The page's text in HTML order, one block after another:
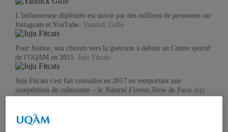
L'influenceuse diplômée est suivie par des millions de personnes sur
Instagram et YouTube. Yannick Giffe
Pour Justine, son chemin vers la guérison a débuté au Centre sportif
de l'UQAM en 2015. Juju Fitcats
Juju Fitcats s'est fait connaître en 2017 en remportant une
compétition de culturisme – le Natural Fitness Show de Paris Juju
Justine pratique maintenant le crossfit de manière assidue.